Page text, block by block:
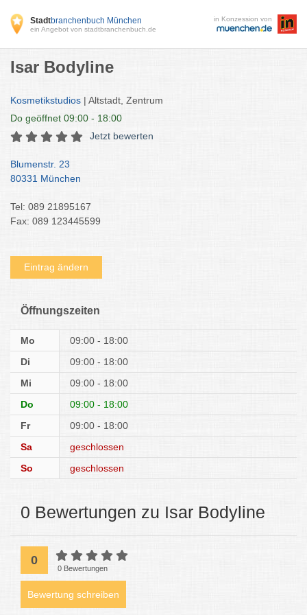
Stadtbranchenbuch München
ein Angebot von stadtbranchenbuch.de
in Konzession von
Isar Bodyline
Kosmetikstudios | Altstadt, Zentrum
Do geöffnet 09:00 - 18:00
Jetzt bewerten
Blumenstr. 23
80331 München
Tel: 089 21895167
Fax: 089 123445599
Eintrag ändern
Öffnungszeiten
Mo
09:00 - 18:00
Di
09:00 - 18:00
Mi
09:00 - 18:00
Do
09:00 - 18:00
Fr
09:00 - 18:00
Sa
geschlossen
So
geschlossen
0 Bewertungen zu Isar Bodyline
0
0 Bewertungen
Bewertung schreiben